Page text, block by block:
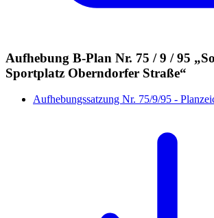
Aufhebung B-Plan Nr. 75 / 9 / 95
Sportplatz Oberndorfer Straße“
Aufhebungssatzung Nr. 75/9/95 -